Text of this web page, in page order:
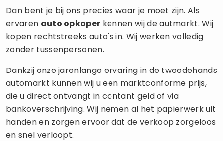
Dan bent je bij ons precies waar je moet zijn. Als
ervaren auto opkoper kennen wij de autmarkt. Wij
kopen rechtstreeks auto's in. Wij werken volledig
zonder tussenpersonen.
Dankzij onze jarenlange ervaring in de tweedehands
automarkt kunnen wij u een marktconforme prijs,
die u direct ontvangt in contant geld of via
bankoverschrijving. Wij nemen al het papierwerk uit
handen en zorgen ervoor dat de verkoop zorgeloos
en snel verloopt.